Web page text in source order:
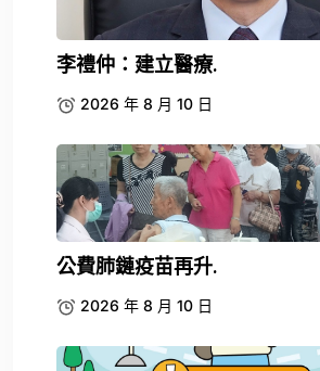
李禮仲：建立醫療.
2026 年 8 月 10 日
公費肺鏈疫苗再升.
2026 年 8 月 10 日